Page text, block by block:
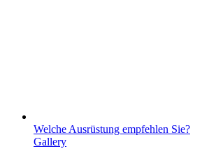
Welche Ausrüstung empfehlen Sie?
Gallery